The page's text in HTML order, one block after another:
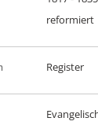
reformiert
Register